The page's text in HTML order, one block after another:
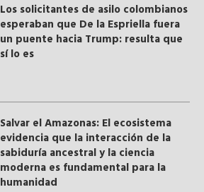
Los solicitantes de asilo colombianos
esperaban que De la Espriella fuera
un puente hacia Trump: resulta que
sí lo es
Salvar el Amazonas: El ecosistema
evidencia que la interacción de la
sabiduría ancestral y ​la ciencia
moderna​ es fundamental para la
humanidad